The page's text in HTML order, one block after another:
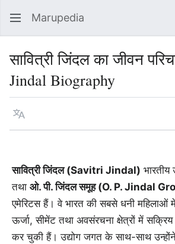
Marupedia
सावित्री जिंदल का जीवन
Jindal Biography
Language
सावित्री जिंदल (Savitri Jindal) भारतीय
तथा ओ. पी. जिंदल समूह (O. P. Jindal
एमेरिटस हैं। वे भारत की सबसे धनी महिलाओं
ऊर्जा, सीमेंट तथा अवसंरचना क्षेत्रों में
कर चुकी हैं। उद्योग जगत के साथ-साथ उन्होंने